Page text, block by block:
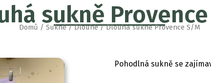
sukně
Domů / Sukně/Dlouhé/ Dlouhá sukně Provence S/M
Pohodlná sukně se